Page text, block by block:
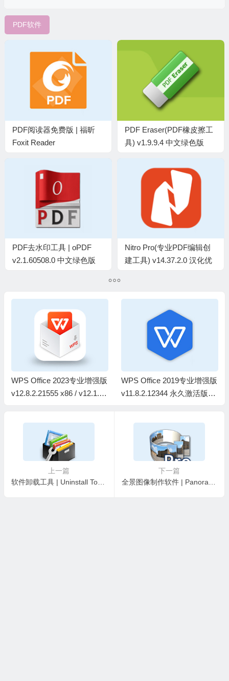
PDF软件
PDF阅读器免费版 | 福昕
Foxit Reader
PDF Eraser(PDF橡皮擦工
具) v1.9.9.4 中文绿色版
PDF去水印工具 | oPDF
v2.1.60508.0 中文绿色版
Nitro Pro(专业PDF编辑创
建工具) v14.37.2.0 汉化优
WPS Office 2023专业增强版
v12.8.2.21555 x86 / v12.1.0.
WPS Office 2019专业增强版
v11.8.2.12344 永久激活版(0
上一篇
软件卸载工具 | Uninstall Tool v3.8.4 Build 5740 中文绿色破解版
下一篇
全景图像制作软件 | PanoramaStudio Pro v4.1.6.445 中文绿色版